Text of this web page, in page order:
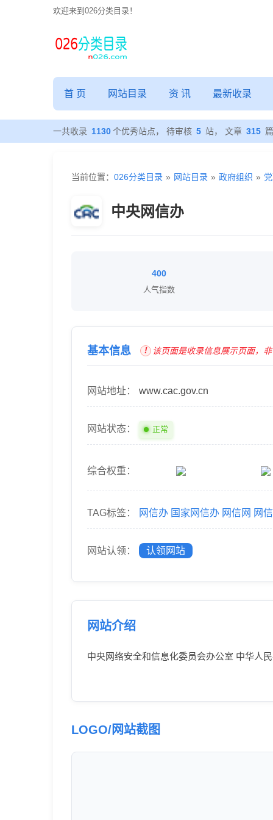
欢迎来到026分类目录！
首 页 网站目录 资 讯 最新收录
一共收录 1130个优秀站点， 待审核 5 站， 文章 315
当前位置： 026分类目录 » 网站目录 » 政府组织 »
中央网信办
400
人气指数
基本信息 该页面是收录信息展示页面，
网站地址： www.cac.gov.cn
网站状态： 正常
综合权重：
TAG标签： 网信办 国家网信办 网信网 网
网站认领： 认领网站
网站介绍
中央网络安全和信息化委员会办公室 中华人
LOGO/网站截图